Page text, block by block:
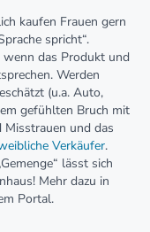
kaufen Frauen gern
spricht“.
das Produkt und
Werden
(u.a. Auto,
gefühlten Bruch mit
Misstrauen und das
Verkäufer.
lässt sich
Mehr dazu in
Portal.